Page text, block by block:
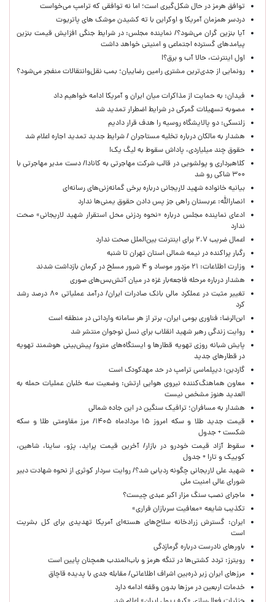
توافق هرمز در حال شکل‌گیری است؛ اما نه توافقی که ترامپ می‌خواست
دردسر همزمان آمریکا و اوکراین با ته کشیدن موشک های پاتریوت
آیا بنزین گران می‌شود؟/ نماینده مجلس: در شرایط جنگی افزایش قیمت بنزین
پیامدهای گسترده اجتماعی و امنیتی خواهد داشت
اول اینترنت، حالا آب و برق؟!
رونمایی از جدی‌ترین مشتری رامین رضاییان؛ بمب نقل‌وانتقالات منفجر می‌شود؟
فیدان: به حمایت از مذاکرات میان ایران و آمریکا ادامه خواهیم داد
مصوبه تسهیلات گمرکی در شرایط اضطرار تمدید شد
زلنسکی: دو پالایشگاه روسیه را هدف قرار دادیم
هشدار به مالکان درباره تخلیه مستاجران / شرایط جدید تمدید اجاره اعلام شد
حقوق چند میلیاردی، پاداش سقوط به لیگ یک!
کلاهبرداری و پولشویی در قالب شرکت مهاجرتی به کانادا/ دست مدیر مهاجرتی با
۳۰۰ شاکی رو شد
بیانیه خانواده شهید لاریجانی درباره برخی گمانه‌زنی‌های رسانه‌ای
انصارالله: عربستان راهی جز پس دادن حقوق یمنی‌ها ندارد
ادعای نماینده مجلس درباره «نحوه ردزنی محل استقرار شهید لاریجانی» صحت
ندارد
اعمال ضریب ۲.۷ برای اینترنت بین‌الملل صحت ندارد
رگبار پراکنده در نیمه شمالی استان تهران تا شنبه
وزارت اطلاعات: ۲۱ مزدور موساد و ۴ شرور مسلح در کرمان بازداشت شدند
هشدار درباره مرحله فاجعه‌بار غزه در میان آتش‌بس‌های صوری
تغییر مثبت در عملکرد مالی بانک صادرات ایران/ درآمد عملیاتی ۸۰ درصد رشد
کرد
ابن‌الرضا: فناوری بومی ایران، برتر از هر سامانه وارداتی در منطقه است
روایت زندگی رهبر شهید انقلاب برای نسل نوجوان منتشر شد
پایش شبانه روزی تهویه قطارها و ایستگاه‌های مترو/ پیش‌بینی هوشمند تهویه
در قطارهای جدید
گاردین: دیپلماسی ترامپ در حد مهدکودک است
معاون هماهنگ‌کننده نیروی هوایی ارتش: وضعیت سه خلبان عملیات حمله به
العدید هنوز مشخص نیست
هشدار به مسافران؛ ترافیک سنگین در این جاده شمالی
قیمت جدید طلا و سکه امروز ۱۵ مردادماه ۱۴۰۵/ مرز مقاومتی طلا و سکه
شکست + جدول
سقوط آزاد قیمت خودرو در بازار/ آخرین قیمت پراید، پژو، ساینا، شاهین،
کوییک و تارا + جدول
شهید علی لاریجانی چگونه ردیابی شد؟/ روایت سردار کوثری از نحوه شهادت دبیر
شورای عالی امنیت ملی
ماجرای نصب سنگ مزار اکبر عبدی چیست؟
تکذیب شایعه «معافیت سربازان فراری»
ایران: گسترش زرادخانه سلاح‌های هسته‌ای آمریکا تهدیدی برای کل بشریت
است
باورهای نادرست درباره گرمازدگی
رویترز: تردد کشتی‌ها در تنگه هرمز و باب‌المندب همچنان پایین است
مرزهای ایران زیر ذره‌بین اشراف اطلاعاتی/ مقابله جدی با پدیده قاچاق
خدمات اربعین در مرزها بدون وقفه ادامه دارد